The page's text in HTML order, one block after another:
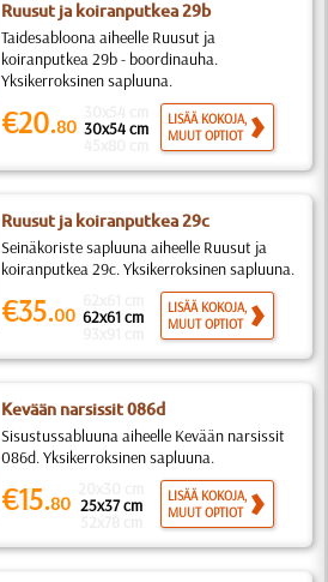
Ruusut ja koiranputkea 29b
Taidesabloona aiheelle Ruusut ja
koiranputkea 29b - boordinauha.
Yksikerroksinen sapluuna.
€20.80 30x54 cm
LISÄÄ KOKOJA,
MUUT OPTIOT
Ruusut ja koiranputkea 29c
Seinäkoriste sapluuna aiheelle Ruusut ja
koiranputkea 29c. Yksikerroksinen sapluuna.
€35.00 62x61 cm
LISÄÄ KOKOJA,
MUUT OPTIOT
Kevään narsissit 086d
Sisustussabluuna aiheelle Kevään narsissit
086d. Yksikerroksinen sapluuna.
€15.80 25x37 cm
LISÄÄ KOKOJA,
MUUT OPTIOT